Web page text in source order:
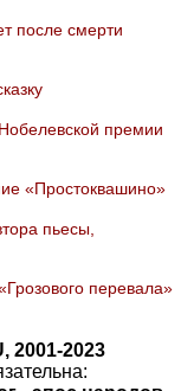
после смерти
премии
«Простоквашино»
пьесы,
перевала»
2001-2023